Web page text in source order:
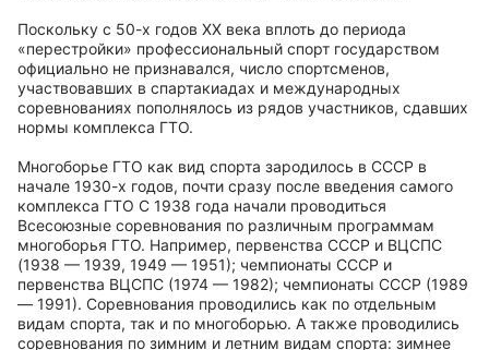
Поскольку с 50-х годов XX века вплоть до периода
«перестройки» профессиональный спорт государством
официально не признавался, число спортсменов,
участвовавших в спартакиадах и международных
соревнованиях пополнялось из рядов участников, сдавших
нормы комплекса ГТО.
Многоборье ГТО как вид спорта зародилось в СССР в
начале 1930-х годов, почти сразу после введения самого
комплекса ГТО С 1938 года начали проводиться
Всесоюзные соревнования по различным программам
многоборья ГТО. Например, первенства СССР и ВЦСПС
(1938 — 1939, 1949 — 1951); чемпионаты СССР и
первенства ВЦСПС (1974 — 1982); чемпионаты СССР (1989
— 1991). Соревнования проводились как по отдельным
видам спорта, так и по многоборью. А также проводились
соревнования по зимним и летним видам спорта: зимнее